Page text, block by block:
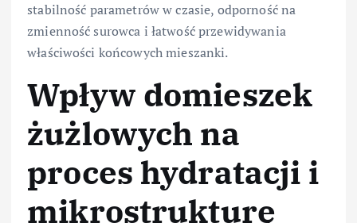
stabilność parametrów w czasie, odporność na
zmienność surowca i łatwość przewidywania
właściwości końcowych mieszanki.
Wpływ domieszek
żużlowych na
proces hydratacji i
mikrostrukturę